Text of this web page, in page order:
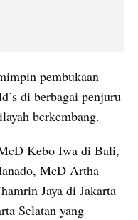
pembukaan
di berbagai penjuru
berkembang.
Kebo Iwa di Bali,
McD Artha
Jaya di Jakarta
Selatan yang